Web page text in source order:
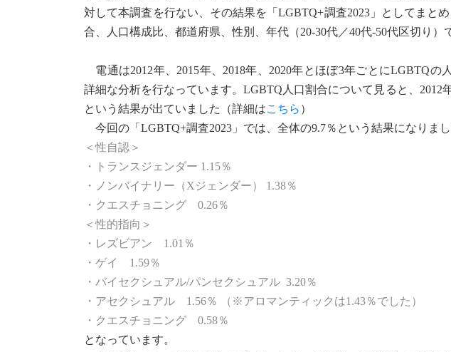
対して本調査を行ない、その結果を「LGBTQ+調査2023」としてまと
合、人口構成比、都道府県、性別、年代（20-30代／40代-50代区切り）
電通は2012年、2015年、2018年、2020年とほぼ3年ごとにLGBTQの
詳細な分析を行なっています。LGBTQ人口割合について見ると、2012
という結果が出ていました（詳細はこちら ）
今回の「LGBTQ+調査2023」では、全体の9.7％という結果になりまし
＜性自認＞
・トランスジェンダー 1.15％
・ノンバイナリー（Xジェンダー） 1.38％
・クエスチョニング 0.26％
＜性的指向＞
・レズビアン 1.01％
・ゲイ 1.59％
・バイセクシュアル/パンセクシュアル 3.20％
・アセクシュアル 1.56％ （※アロマンティックは1.43％でした）
・クエスチョニング 0.58％
となっています。